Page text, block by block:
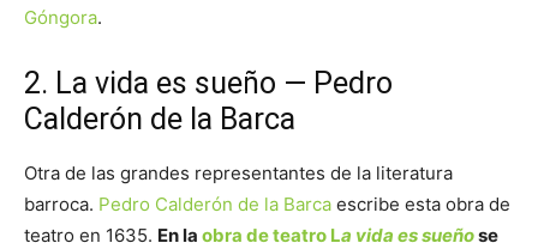
Góngora.
2. La vida es sueño — Pedro
Calderón de la Barca
Otra de las grandes representantes de la literatura
barroca. Pedro Calderón de la Barca escribe esta obra de
teatro en 1635. En la obra de teatro La vida es sueñose